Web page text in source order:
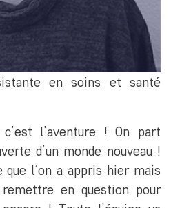
en soins et santé
l’aventure ! On part
d’un monde nouveau !
que l’on a appris hier mais
en question pour